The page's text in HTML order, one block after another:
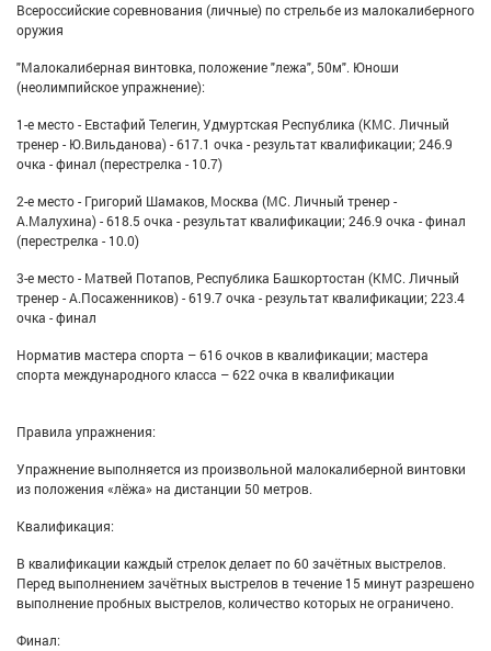
Всероссийские соревнования (личные) по стрельбе из малокалиберного
оружия
"Малокалиберная винтовка, положение "лежа", 50м". Юноши
(неолимпийское упражнение):
1-е место - Евстафий Телегин, Удмуртская Республика (КМС. Личный
тренер - Ю.Вильданова) - 617.1 очка - результат квалификации; 246.9
очка - финал (перестрелка - 10.7)
2-е место - Григорий Шамаков, Москва (МС. Личный тренер -
А.Малухина) - 618.5 очка - результат квалификации; 246.9 очка - финал
(перестрелка - 10.0)
3-е место - Матвей Потапов, Республика Башкортостан (КМС. Личный
тренер - А.Посаженников) - 619.7 очка - результат квалификации; 223.4
очка - финал
Норматив мастера спорта – 616 очков в квалификации; мастера
спорта международного класса – 622 очка в квалификации
Правила упражнения:
Упражнение выполняется из произвольной малокалиберной винтовки
из положения «лёжа» на дистанции 50 метров.
Квалификация:
В квалификации каждый стрелок делает по 60 зачётных выстрелов.
Перед выполнением зачётных выстрелов в течение 15 минут разрешено
выполнение пробных выстрелов, количество которых не ограничено.
Финал: